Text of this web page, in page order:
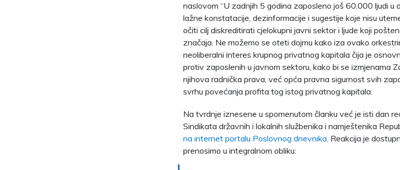
naslovom “U zadnjih 5 godina zaposleno još 60.000 ljudi u
lažne konstatacije, dezinformacije i sugestije koje nisu
očiti cilj diskreditirati cjelokupni javni sektor i ljude koji
značaja. Ne možemo se oteti dojmu kako iza ovako
neoliberalni interes krupnog privatnog kapitala čija je
protiv zaposlenih u javnom sektoru, kako bi se izmjenama
njihova radnička prava, već opća pravna sigurnost svih
svrhu povećanja profita tog istog privatnog kapitala.
Na tvrdnje iznesene u spomenutom članku već je isti dan
Sindikata državnih i lokalnih službenika i namještenika
na internet portalu Poslovnog dnevnika. Reakcija je
prenosimo u integralnom obliku: